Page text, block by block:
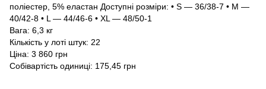
поліестер, 5% еластан Доступні розміри: • S — 36/38-7 • M —
40/42-8 • L — 44/46-6 • ХL — 48/50-1
Вага: 6,3 кг
Кількість у лоті штук: 22
Ціна: 3 860 грн
Собівартість одиниці: 175,45 грн